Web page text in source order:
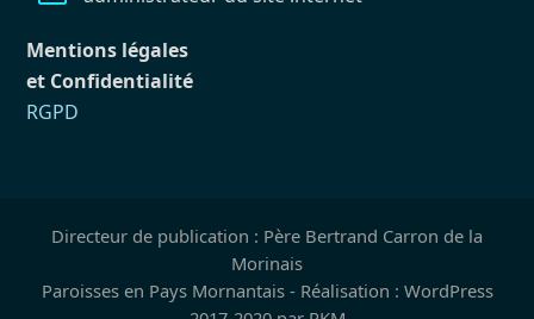
Mentions légales
et Confidentialité
RGPD
Directeur de publication : Père Bertrand Carron de la
Morinais
Paroisses en Pays Mornantais - Réalisation : WordPress